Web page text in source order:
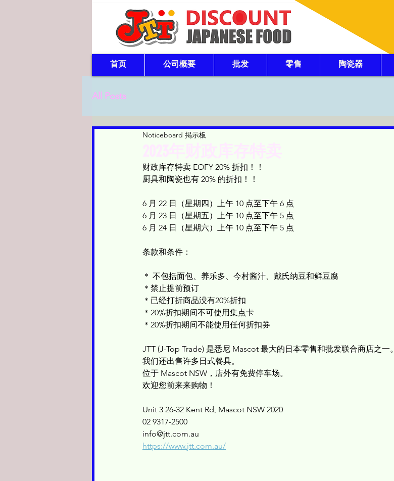
首页 公司概要 批发 零售 陶瓷器
All Posts
Noticeboard 掲示板
财政库存特卖 EOFY 20% 折扣！！
厨具和陶瓷也有 20% 的折扣！！
6 月 22 日（星期四）上午 10 点至下午 6 点
6 月 23 日（星期五）上午 10 点至下午 5 点
6 月 24 日（星期六）上午 10 点至下午 5 点
条款和条件：
＊ 不包括面包、养乐多、今村酱汁、戴氏纳豆和鲜豆腐
＊禁止提前预订
＊已经打折商品没有20%折扣
＊20%折扣期间不可使用集点卡
＊20%折扣期间不能使用任何折扣券
JTT (J-Top Trade) 是悉尼 Mascot 最大的日本零售和批发联合商店之一。
我们还出售许多日式餐具。
位于 Mascot NSW，店外有免费停车场。
欢迎您前来来购物！
Unit 3 26-32 Kent Rd, Mascot NSW 2020
02 9317-2500
info@jtt.com.au
https://www.jtt.com.au/